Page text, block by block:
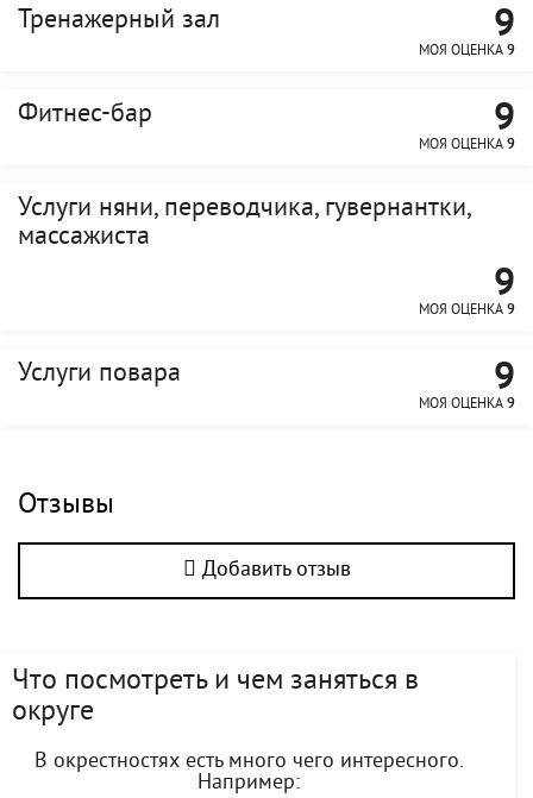
Тренажерный зал 9
МОЯ ОЦЕНКА 9
Фитнес-бар 9
МОЯ ОЦЕНКА 9
Услуги няни, переводчика, гувернантки,
массажиста
9
МОЯ ОЦЕНКА 9
Услуги повара 9
МОЯ ОЦЕНКА 9
Отзывы
Добавить отзыв
Что посмотреть и чем заняться в
округе
В окрестностях есть много чего интересного.
Например: